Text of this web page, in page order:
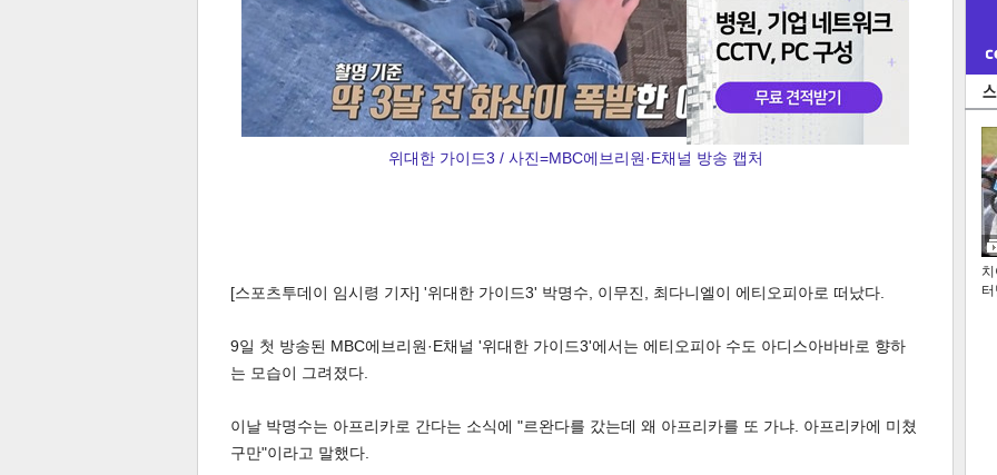
위대한 가이드3 / 사진=MBC에브리원·E채널 방송 캡처
[스포츠투데이 임시령 기자] '위대한 가이드3' 박명수, 이무진, 최다니엘이 에티오피아로 떠났다.
9일 첫 방송된 MBC에브리원·E채널 '위대한 가이드3'에서는 에티오피아 수도 아디스아바바로 향하
는 모습이 그려졌다.
이날 박명수는 아프리카로 간다는 소식에 "르완다를 갔는데 왜 아프리카를 또 가냐. 아프리카에 미쳤
구만"이라고 말했다.